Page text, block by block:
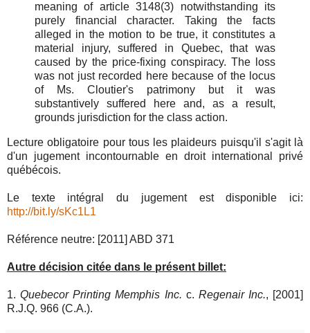
meaning of article 3148(3) notwithstanding its
purely financial character. Taking the facts
alleged in the motion to be true, it constitutes a
material injury, suffered in Quebec, that was
caused by the price-fixing conspiracy. The loss
was not just recorded here because of the locus
of Ms. Cloutier's patrimony but it was
substantively suffered here and, as a result,
grounds jurisdiction for the class action.
Lecture obligatoire pour tous les plaideurs puisqu'il s'agit là
d'un jugement incontournable en droit international privé
québécois.
Le texte intégral du jugement est disponible ici:
http://bit.ly/sKc1L1
Référence neutre: [2011] ABD 371
Autre décision citée dans le présent billet:
1.Quebecor Printing Memphis Inc. c. Regenair Inc., [2001]
R.J.Q. 966 (C.A.).